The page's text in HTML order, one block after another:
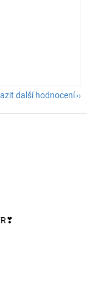
další hodnocení